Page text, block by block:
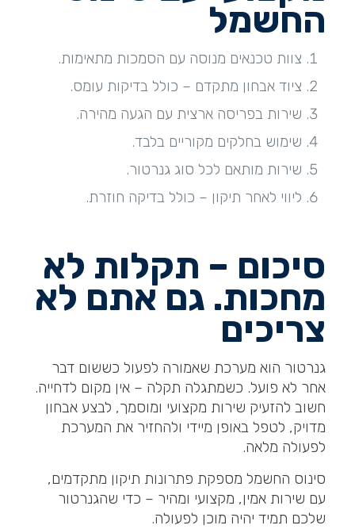
החשמל
צוות טכנאים מנוסה עם הסמכות מתאימות.
ציוד אבחון מתקדם – כולל בדיקות עומס.
שירות בפריסה ארצית עם הגעה מהירה.
שימוש בחלקים מקוריים בלבד.
שירות מותאם לכל סוג גנרטור.
ליווי לאחר תיקון – כולל בדיקה חוזרת.
סיכום – תקלות לא
מחכות. גם אתם לא
צריכים
גנרטור הוא מערכת שאמורה לפעול כששום דבר
אחר לא פועל. כשמתגלה תקלה – אין מקום לדחייה.
חשוב להזעיק שירות מקצועי ומוסמך, לבצע אבחון
מדויק, לטפל באופן מיידי ולהחזיר את המערכת
לפעולה מלאה.
סינוס החשמל מספקת פתרונות תיקון מתקדמים,
עם שירות אמין, מקצועי ומהיר – כדי שהגנרטור
שלכם תמיד יהיה מוכן לפעולה.